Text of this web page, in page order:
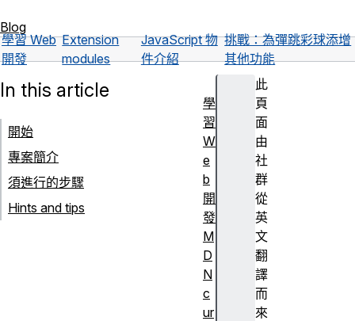
Blog
學習 Web
開發
Extension
modules
JavaScript 物
件介紹
挑戰：為彈跳彩球添增
其他功能
此
頁
面
由
社
群
從
英
文
翻
譯
而
來
In this article
開始
專案簡介
須進行的步驟
Hints and tips
學
習
W
e
b
開
發
M
D
N
c
ur